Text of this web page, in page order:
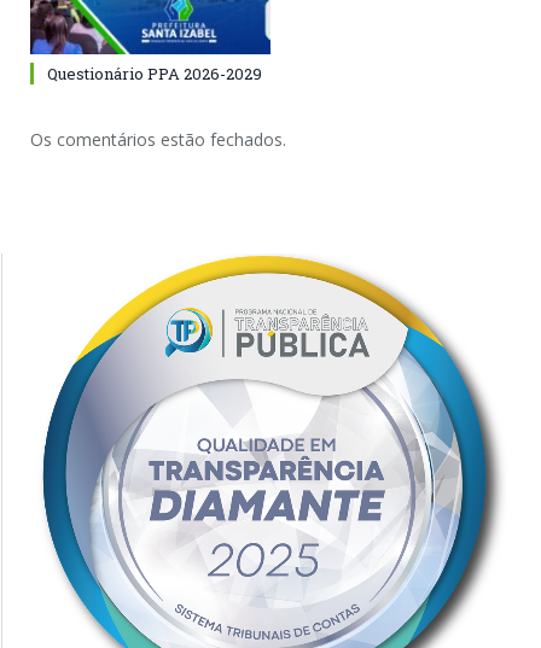
Questionário PPA 2026-2029
Os comentários estão fechados.